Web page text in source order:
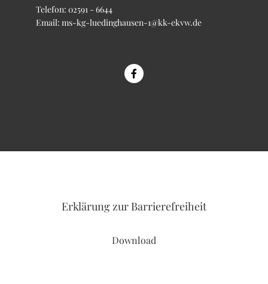
Telefon: 02591 - 6644
Email: ms-kg-luedinghausen-1@kk-ekvw.de
Erklärung zur Barrierefreiheit
Download